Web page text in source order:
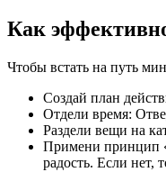
Как
Чтобы встать на путь
Создай план
Отдели время:
Раздели вещи на
Примени принцип
радость. Если нет,